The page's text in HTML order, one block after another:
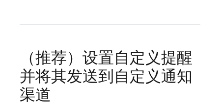
（推荐）设置自定义提醒
并将其发送到自定义通知
渠道